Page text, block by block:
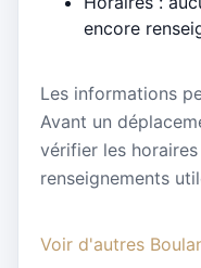
encore
Les informations
Avant un
vérifier les
renseignements
Voir d'autres